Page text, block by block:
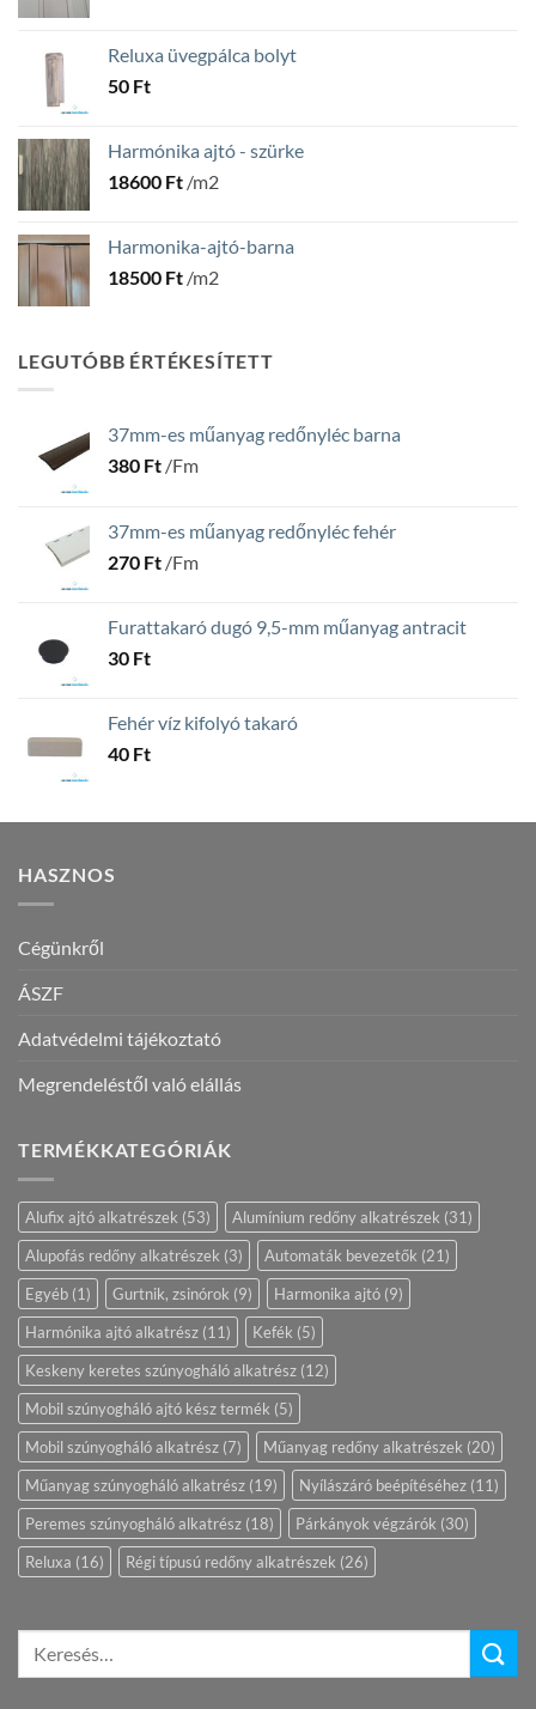
Reluxa üvegpálca bolyt
50 Ft
Harmónika ajtó - szürke
18600 Ft /m2
Harmonika-ajtó-barna
18500 Ft /m2
LEGUTÓBB ÉRTÉKESÍTETT
37mm-es műanyag redőnyléc barna
380 Ft /Fm
37mm-es műanyag redőnyléc fehér
270 Ft /Fm
Furattakaró dugó 9,5-mm műanyag antracit
30 Ft
Fehér víz kifolyó takaró
40 Ft
HASZNOS
Cégünkről
ÁSZF
Adatvédelmi tájékoztató
Megrendeléstől való elállás
TERMÉKKATEGÓRIÁK
Alufix ajtó alkatrészek (53) Alumínium redőny alkatrészek (31)
Alupofás redőny alkatrészek (3) Automaták bevezetők (21)
Egyéb (1) Gurtnik, zsinórok (9) Harmonika ajtó (9)
Harmónika ajtó alkatrész (11) Kefék (5)
Keskeny keretes szúnyogháló alkatrész (12)
Mobil szúnyogháló ajtó kész termék (5)
Mobil szúnyogháló alkatrész (7) Műanyag redőny alkatrészek (20)
Műanyag szúnyogháló alkatrész (19) Nyílászáró beépítéséhez (11)
Peremes szúnyogháló alkatrész (18) Párkányok végzárók (30)
Reluxa (16) Régi típusú redőny alkatrészek (26)